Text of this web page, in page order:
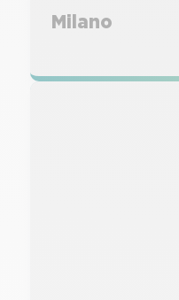
Milano